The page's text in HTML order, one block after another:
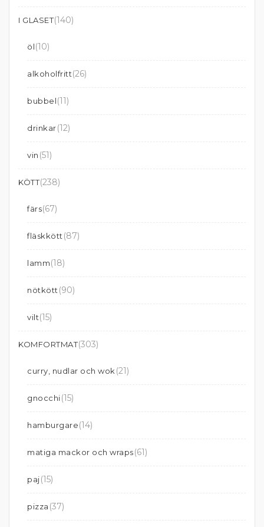
I GLASET(140)
öl(10)
alkoholfritt(26)
bubbel(11)
drinkar(12)
vin (51)
KÖTT(238)
färs(67)
fläskkött (87)
lamm(18)
nötkött (90)
vilt(15)
KOMFORTMAT(303)
curry, nudlar och wok (21)
gnocchi(15)
hamburgare(14)
matiga mackor och wraps(61)
paj(15)
pizza (37)